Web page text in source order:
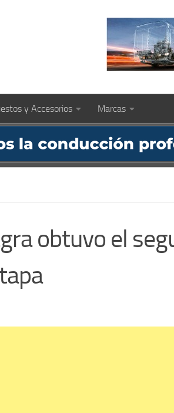
y Accesorios Marcas
obtuvo el